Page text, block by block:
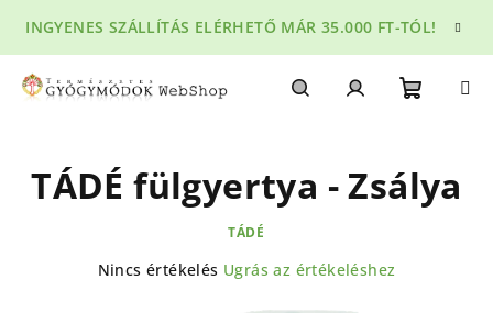
fő
tartalomhoz
INGYENES SZÁLLÍTÁS ELÉRHETŐ MÁR 35.000 FT-TÓL!
TÁDÉ fülgyertya - Zsálya
TÁDÉ
A
Nincs értékelés Ugrás az értékeléshez